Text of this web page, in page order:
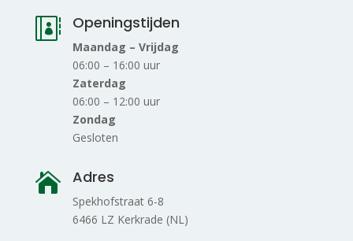
 Openingstijden
Maandag – Vrijdag
06:00 – 16:00 uur
Zaterdag
06:00 – 12:00 uur
Zondag
Gesloten
 Adres
Spekhofstraat 6-8
6466 LZ Kerkrade (NL)